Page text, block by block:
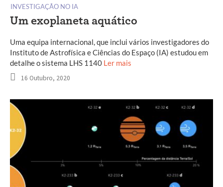
INVESTIGAÇÃO NO IA
Um exoplaneta aquático
Uma equipa internacional, que inclui vários investigadores do
Instituto de Astrofísica e Ciências do Espaço (IA) estudou em
detalhe o sistema LHS 1140 Ler mais
16 Outubro, 2020